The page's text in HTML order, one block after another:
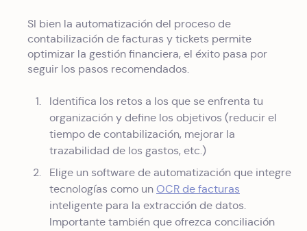
SI bien la automatización del proceso de
contabilización de facturas y tickets permite
optimizar la gestión financiera, el éxito pasa por
seguir los pasos recomendados.
Identifica los retos a los que se enfrenta tu
organización y define los objetivos (reducir el
tiempo de contabilización, mejorar la
trazabilidad de los gastos, etc.)
Elige un software de automatización que integre
tecnologías como un OCR de facturas
inteligente para la extracción de datos.
Importante también que ofrezca conciliación